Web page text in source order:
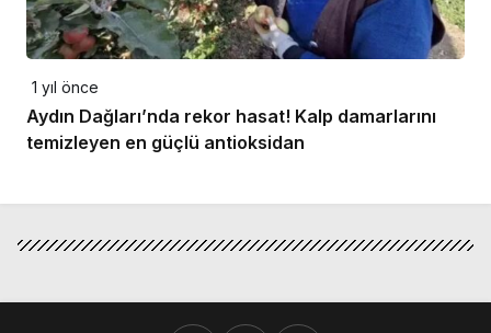
1 yıl önce
Aydın Dağları’nda rekor hasat! Kalp damarlarını
temizleyen en güçlü antioksidan